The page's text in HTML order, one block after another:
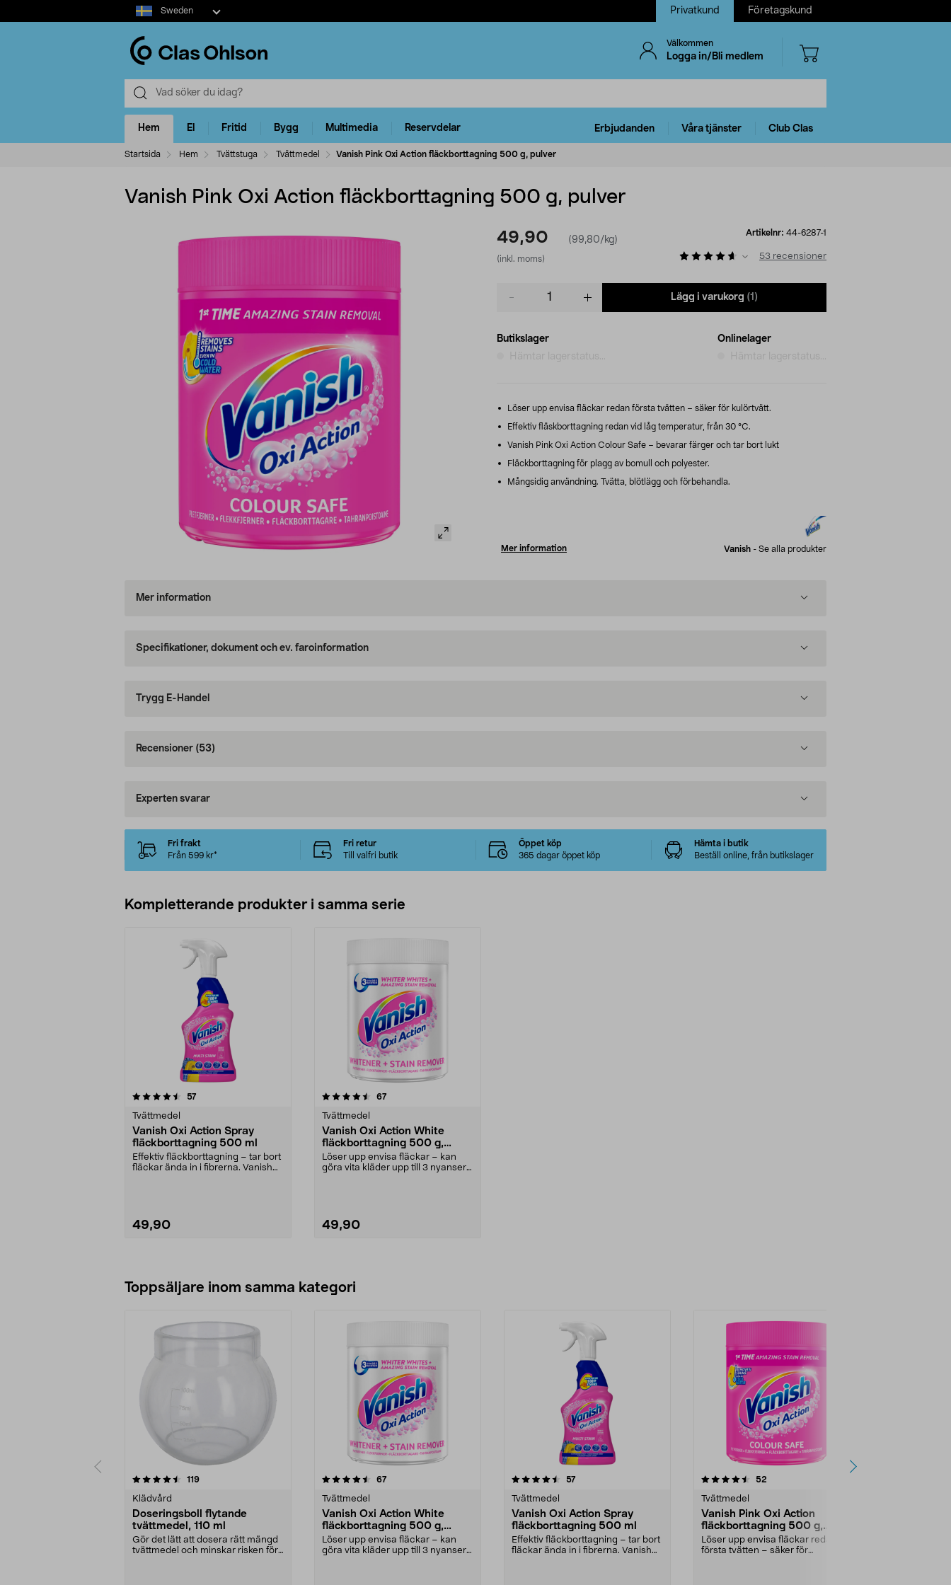
Select
market
Sweden Privatkund Företagskund
Välkommen
Logga in/Bli medlem
Hem El Fritid Bygg Multimedia Reservdelar Erbjudanden Våra tjänster Club Clas
Startsida Hem Tvättstuga Tvättmedel Vanish Pink Oxi Action fläckborttagning 500 g, pulver
Vanish Pink Oxi Action fläckborttagning 500 g, pulver
49,90 (99,80/kg)
(inkl. moms)
Artikelnr: 44-6287-1
53 recensioner
Lägg i varukorg (1)
Butikslager
Hämtar lagerstatus...
Onlinelager
Hämtar lagerstatus...
Löser upp envisa fläckar redan första tvätten – säker för kulörtvätt.
Effektiv fläskborttagning redan vid låg temperatur, från 30 °C.
Vanish Pink Oxi Action Colour Safe – bevarar färger och tar bort lukt
Fläckborttagning för plagg av bomull och polyester.
Mångsidig användning. Tvätta, blötlägg och förbehandla.
Mer information Vanish - Se alla produkter
Mer information
Specifikationer, dokument och ev. faroinformation
Trygg E-Handel
Recensioner (53)
Experten svarar
Fri frakt
Från 599 kr*
Fri retur
Till valfri butik
Öppet köp
365 dagar öppet köp
Hämta i butik
Beställ online, från butikslager
Kompletterande produkter i samma serie
57recensioner
Tvättmedel
Vanish Oxi Action Spray
fläckborttagning 500 ml
Effektiv fläckborttagning – tar bort
fläckar ända in i fibrerna. Vanish
49,90
4.5av 5 stjärnor 67recensioner
Tvättmedel
Vanish Oxi Action White
fläckborttagning 500 g,
pulver
Löser upp envisa fläckar – kan
göra vita kläder upp till 3 nyanser
49,90
Toppsäljare inom samma kategori
119recensioner
Klädvård
Doseringsboll flytande
tvättmedel, 110 ml
Gör det lätt att dosera rätt mängd
tvättmedel och minskar risken för
4.5 av 5 stjärnor 67recensioner
Tvättmedel
Vanish Oxi Action White
fläckborttagning 500 g,
pulver
Löser upp envisa fläckar – kan
göra vita kläder upp till 3 nyanser
4.5 av 5 stjärnor 57recensioner
Tvättmedel
Vanish Oxi Action Spray
fläckborttagning 500 ml
Effektiv fläckborttagning – tar bort
fläckar ända in i fibrerna. Vanish
4.5 av 5 stjärnor 52
Tvättmedel
Vanish Pink Oxi Action
fläckborttagning 500 g,
pulver
Löser upp envisa fläckar redan
första tvätten – säker för
4.5 av 5 stjärnor